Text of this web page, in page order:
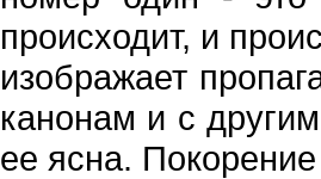
происходит, и
изображает
канонам и с
ее ясна.